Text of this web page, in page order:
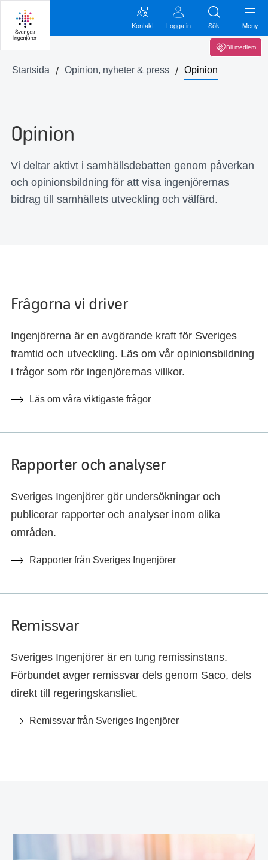
Kontakt Logga in Sök Meny
Bli medlem
Startsida Opinion, nyheter & press Opinion
Opinion
Vi deltar aktivt i samhällsdebatten genom påverkan
och opinionsbildning för att visa ingenjörernas
bidrag till samhällets utveckling och välfärd.
Frågorna vi driver
Ingenjörerna är en avgörande kraft för Sveriges
framtid och utveckling. Läs om vår opinionsbildning
i frågor som rör ingenjörernas villkor.
Läs om våra viktigaste frågor
Rapporter och analyser
Sveriges Ingenjörer gör undersökningar och
publicerar rapporter och analyser inom olika
områden.
Rapporter från Sveriges Ingenjörer
Remissvar
Sveriges Ingenjörer är en tung remissinstans.
Förbundet avger remissvar dels genom Saco, dels
direkt till regeringskansliet.
Remissvar från Sveriges Ingenjörer